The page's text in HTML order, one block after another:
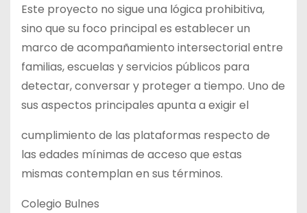
Este proyecto no sigue una lógica prohibitiva,
sino que su foco principal es establecer un
marco de acompañamiento intersectorial entre
familias, escuelas y servicios públicos para
detectar, conversar y proteger a tiempo. Uno de
sus aspectos principales apunta a exigir el
cumplimiento de las plataformas respecto de
las edades mínimas de acceso que estas
mismas contemplan en sus términos.
Colegio Bulnes